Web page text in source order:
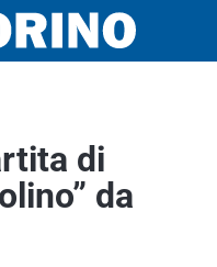
di
da